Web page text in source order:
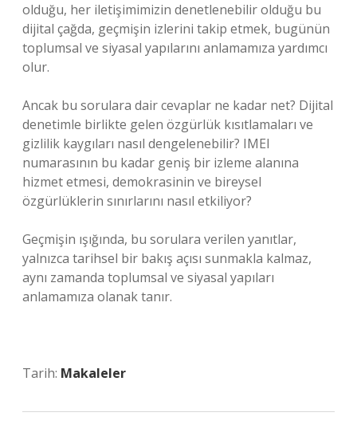
olduğu, her iletişimimizin denetlenebilir olduğu bu
dijital çağda, geçmişin izlerini takip etmek, bugünün
toplumsal ve siyasal yapılarını anlamamıza yardımcı
olur.
Ancak bu sorulara dair cevaplar ne kadar net? Dijital
denetimle birlikte gelen özgürlük kısıtlamaları ve
gizlilik kaygıları nasıl dengelenebilir? IMEI
numarasının bu kadar geniş bir izleme alanına
hizmet etmesi, demokrasinin ve bireysel
özgürlüklerin sınırlarını nasıl etkiliyor?
Geçmişin ışığında, bu sorulara verilen yanıtlar,
yalnızca tarihsel bir bakış açısı sunmakla kalmaz,
aynı zamanda toplumsal ve siyasal yapıları
anlamamıza olanak tanır.
Tarih: Makaleler